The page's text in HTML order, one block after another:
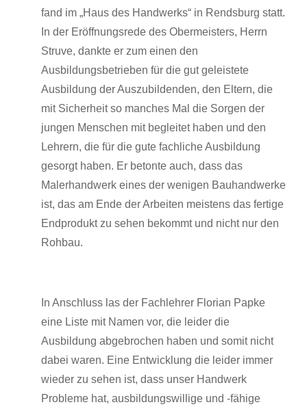
fand im „Haus des Handwerks“ in Rendsburg statt.
In der Eröffnungsrede des Obermeisters, Herrn
Struve, dankte er zum einen den
Ausbildungsbetrieben für die gut geleistete
Ausbildung der Auszubildenden, den Eltern, die
mit Sicherheit so manches Mal die Sorgen der
jungen Menschen mit begleitet haben und den
Lehrern, die für die gute fachliche Ausbildung
gesorgt haben. Er betonte auch, dass das
Malerhandwerk eines der wenigen Bauhandwerke
ist, das am Ende der Arbeiten meistens das fertige
Endprodukt zu sehen bekommt und nicht nur den
Rohbau.
In Anschluss las der Fachlehrer Florian Papke
eine Liste mit Namen vor, die leider die
Ausbildung abgebrochen haben und somit nicht
dabei waren. Eine Entwicklung die leider immer
wieder zu sehen ist, dass unser Handwerk
Probleme hat, ausbildungswillige und -fähige